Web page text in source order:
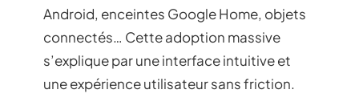
Android, enceintes Google Home, objets
connectés… Cette adoption massive
s’explique par une interface intuitive et
une expérience utilisateur sans friction.